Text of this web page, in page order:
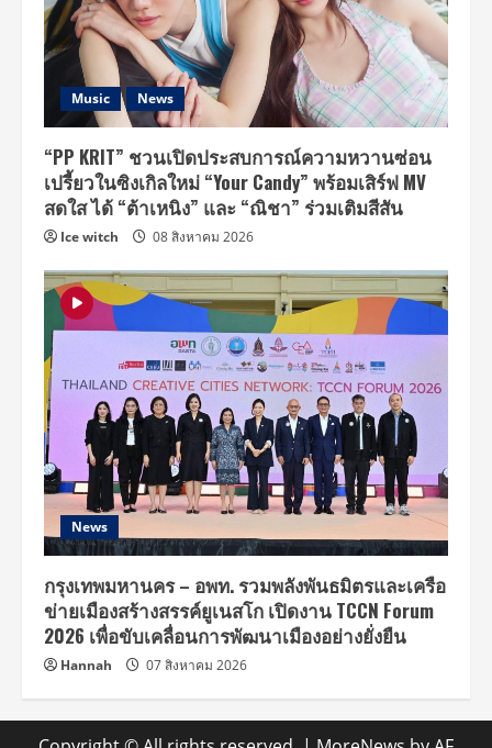
Music News
“PP KRIT” ชวนเปิดประสบการณ์ความหวานซ่อน
เปรี้ยวในซิงเกิลใหม่ “Your Candy” พร้อมเสิร์ฟ MV
สดใส ได้ “ต้าเหนิง” และ “ณิชา” ร่วมเติมสีสัน
Ice witch 08 สิงหาคม 2026
News
กรุงเทพมหานคร – อพท. รวมพลังพันธมิตรและเครือ
ข่ายเมืองสร้างสรรค์ยูเนสโก เปิดงาน TCCN Forum
2026 เพื่อขับเคลื่อนการพัฒนาเมืองอย่างยั่งยืน
Hannah 07 สิงหาคม 2026